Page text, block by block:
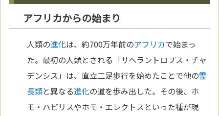
アフリカからの始まり
人類の進化は、約700万年前のアフリカで始まっ
た。最初の人類とされる「サヘラントロプス・チャ
デンシス」は、直立二足歩行を始めたことで他の霊
長類と異なる進化の道を歩み出した。その後、ホ
モ・ハビリスやホモ・エレクトスといった種が現